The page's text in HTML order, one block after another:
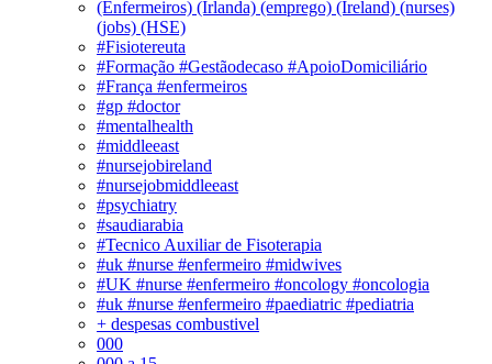
(Enfermeiros) (Irlanda) (emprego) (Ireland) (nurses)
(jobs) (HSE)
#Fisiotereuta
#Formação #Gestãodecaso #ApoioDomiciliário
#França #enfermeiros
#gp #doctor
#mentalhealth
#middleeast
#nursejobireland
#nursejobmiddleeast
#psychiatry
#saudiarabia
#Tecnico Auxiliar de Fisoterapia
#uk #nurse #enfermeiro #midwives
#UK #nurse #enfermeiro #oncology #oncologia
#uk #nurse #enfermeiro #paediatric #pediatria
+ despesas combustivel
000